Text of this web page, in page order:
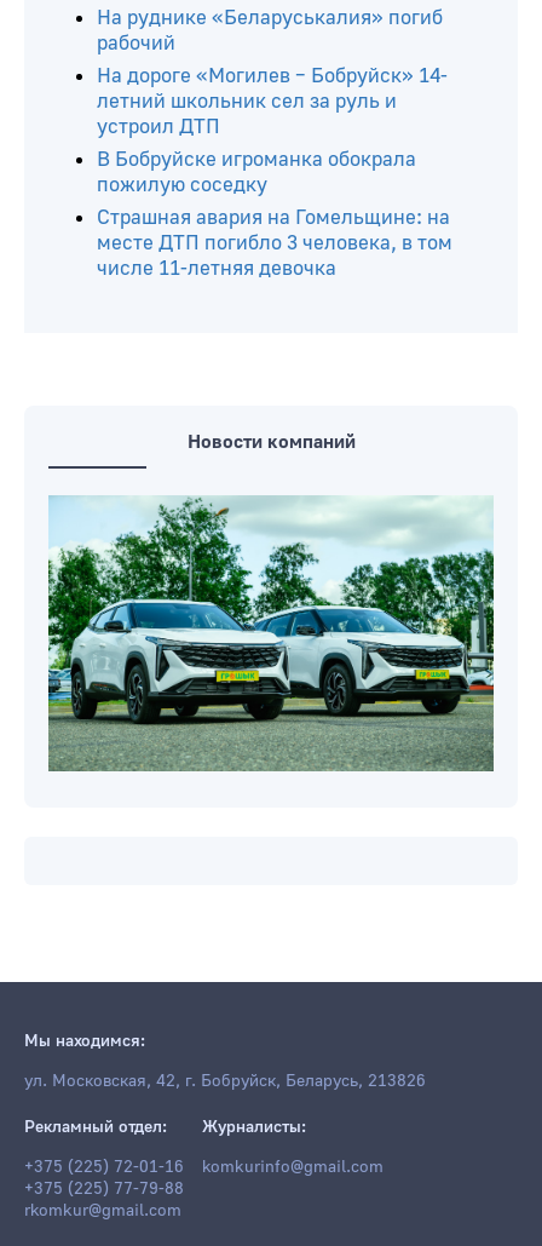
На руднике «Беларуськалия» погиб
рабочий
На дороге «Могилев – Бобруйск» 14-
летний школьник сел за руль и
устроил ДТП
В Бобруйске игроманка обокрала
пожилую соседку
Страшная авария на Гомельщине: на
месте ДТП погибло 3 человека, в том
числе 11-летняя девочка
Новости компаний
Мы находимся:
ул. Московская, 42, г. Бобруйск, Беларусь, 213826
Рекламный отдел:
+375 (225) 72-01-16
+375 (225) 77-79-88
rkomkur@gmail.com
Журналисты:
komkurinfo@gmail.com